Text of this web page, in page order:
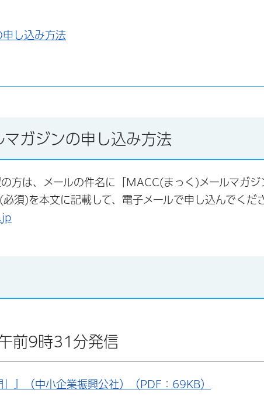
し込み方法
ガジンの申し込み方法
方は、メールの件名に「MACC(まっく)メールマガジ
須)を本文に記載して、電子メールで申し込んでくだ
9時31分発信
』（中小企業振興公社）（PDF：69KB）